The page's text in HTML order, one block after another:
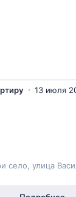
13 июля
село, улица